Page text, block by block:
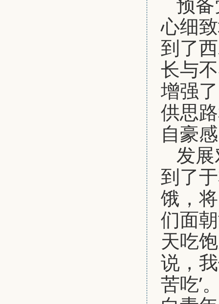
心细
到了
长与
增强
供思
自豪
发
到了
饿，
们面
天吃
说，
苦吃’